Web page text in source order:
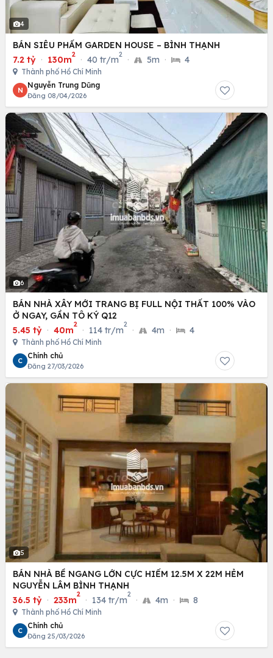
4
BÁN SIÊU PHẨM GARDEN HOUSE – BÌNH THẠNH
7.2 tỷ · 130m
2
· 40 tr/m
2
· 5m · 4
Thành phố Hồ Chí Minh
N
Nguyễn Trung Dũng
Đăng 08/04/2026
6
BÁN NHÀ XÂY MỚI TRANG BỊ FULL NỘI THẤT 100% VÀO
Ở NGAY, GẦN TÔ KÝ Q12
5.45 tỷ · 40m
2
· 114 tr/m
2
· 4m · 4
Thành phố Hồ Chí Minh
C
Chính chủ
Đăng 27/03/2026
5
BÁN NHÀ BỀ NGANG LỚN CỰC HIẾM 12.5M X 22M HẺM
NGUYỄN LÂM BÌNH THẠNH
36.5 tỷ · 233m
2
· 134 tr/m
2
· 4m · 8
Thành phố Hồ Chí Minh
C
Chính chủ
Đăng 25/03/2026